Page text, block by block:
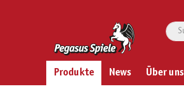
Produkte News Über uns